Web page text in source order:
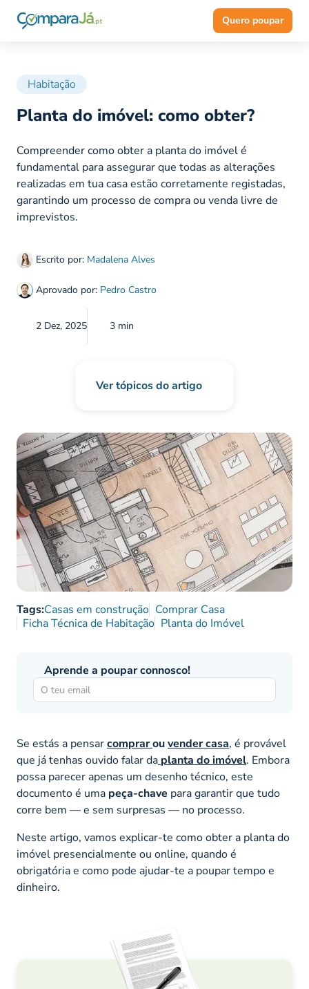
Quero poupar
Habitação
Planta do imóvel: como obter?
Escrito por: Madalena Alves
Aprovado por: Pedro Castro
2 Dez, 2025 3 min
Compreender como obter a planta do imóvel é
fundamental para assegurar que todas as alterações
realizadas em tua casa estão corretamente registadas,
garantindo um processo de compra ou venda livre de
imprevistos.
Ver tópicos do artigo
Tags:Casas em construção Comprar Casa
Ficha Técnica de Habitação Planta do Imóvel
Aprende a poupar connosco!
Se estás a pensarcomprarouvender casa, é provável
que já tenhas ouvido falar da planta do imóvel. Embora
possa parecer apenas um desenho técnico, este
documento é uma peça-chave para garantir que tudo
corre bem — e sem surpresas — no processo.
Neste artigo, vamos explicar-te como obter a planta do
imóvel presencialmente ou online, quando é
obrigatória e como pode ajudar-te a poupar tempo e
dinheiro.